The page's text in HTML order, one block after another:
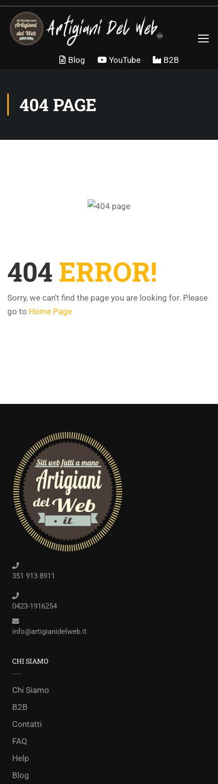
B2B
YouTube
Blog
404 PAGE
404 ERROR!
Sorry, we can't find the page you are looking for. Please
go to Home Page
351 913 8911
0423-1916254
info@artigianidelweb.it
CHI SIAMO
Chi Siamo
B2B
Contatti
FAQ
Help
Blog